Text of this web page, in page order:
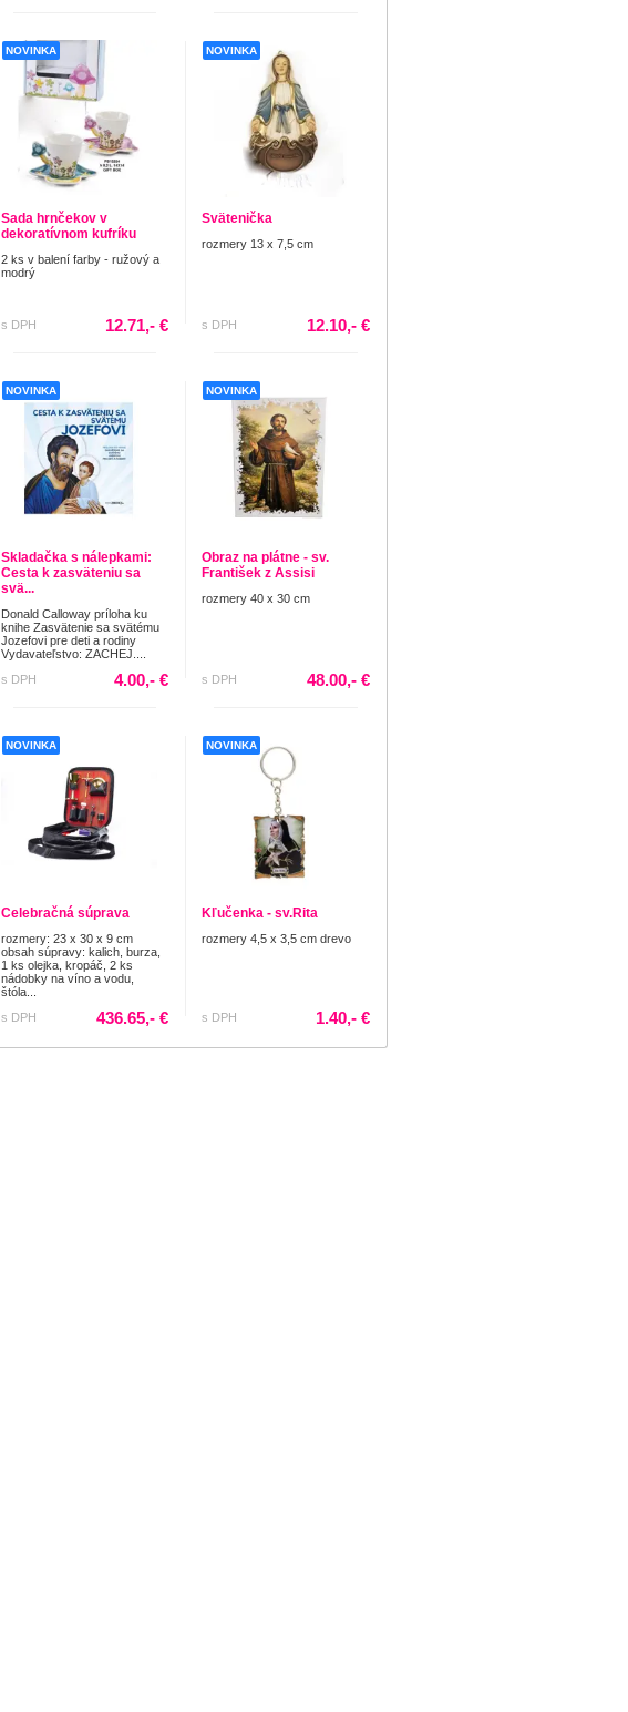
NOVINKA
Sada hrnčekov v
dekoratívnom kufríku
2 ks v balení farby - ružový a
modrý
s DPH 12.71,- €
NOVINKA
Svätenička
rozmery 13 x 7,5 cm
s DPH 12.10,- €
NOVINKA
Skladačka s nálepkami:
Cesta k zasväteniu sa
svä...
Donald Calloway príloha ku
knihe Zasvätenie sa svätému
Jozefovi pre deti a rodiny
Vydavateľstvo: ZACHEJ....
s DPH
4.00,- €
NOVINKA
Obraz na plátne - sv.
František z Assisi
rozmery 40 x 30 cm
s DPH 48.00,- €
NOVINKA
Celebračná súprava
rozmery: 23 x 30 x 9 cm
obsah súpravy: kalich, burza,
1 ks olejka, kropáč, 2 ks
nádobky na víno a vodu,
štóla...
s DPH
436.65,- €
NOVINKA
Kľučenka - sv.Rita
rozmery 4,5 x 3,5 cm drevo
s DPH 1.40,- €